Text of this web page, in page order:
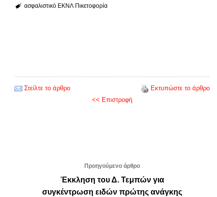
ασφαλιστικό ΕΚΝΛ Πικετοφορία
Στείλτε το άρθρο
Εκτυπώστε το άρθρο
<< Επιστροφή
Προηγούμενο άρθρο
Έκκληση του Δ. Τεμπών για
συγκέντρωση ειδών πρώτης ανάγκης